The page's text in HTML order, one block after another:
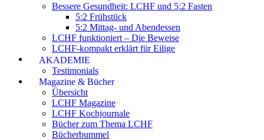
Bessere Gesundheit: LCHF und 5:2 Fasten
5:2 Frühstück
5:2 Mittag- und Abendessen
LCHF funktioniert – Die Beweise
LCHF-kompakt erklärt für Eilige
AKADEMIE
Testimonials
Magazine & Bücher
Übersicht
LCHF Magazine
LCHF Kochjournale
Bücher zum Thema LCHF
Bücherbummel